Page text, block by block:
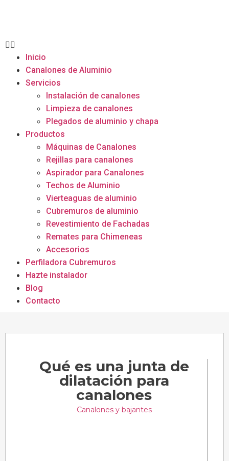
Inicio
Canalones de Aluminio
Servicios
Instalación de canalones
Limpieza de canalones
Plegados de aluminio y chapa
Productos
Máquinas de Canalones
Rejillas para canalones
Aspirador para Canalones
Techos de Aluminio
Vierteaguas de aluminio
Cubremuros de aluminio
Revestimiento de Fachadas
Remates para Chimeneas
Accesorios
Perfiladora Cubremuros
Hazte instalador
Blog
Contacto
Qué es una junta de
dilatación para
canalones
Canalones y bajantes